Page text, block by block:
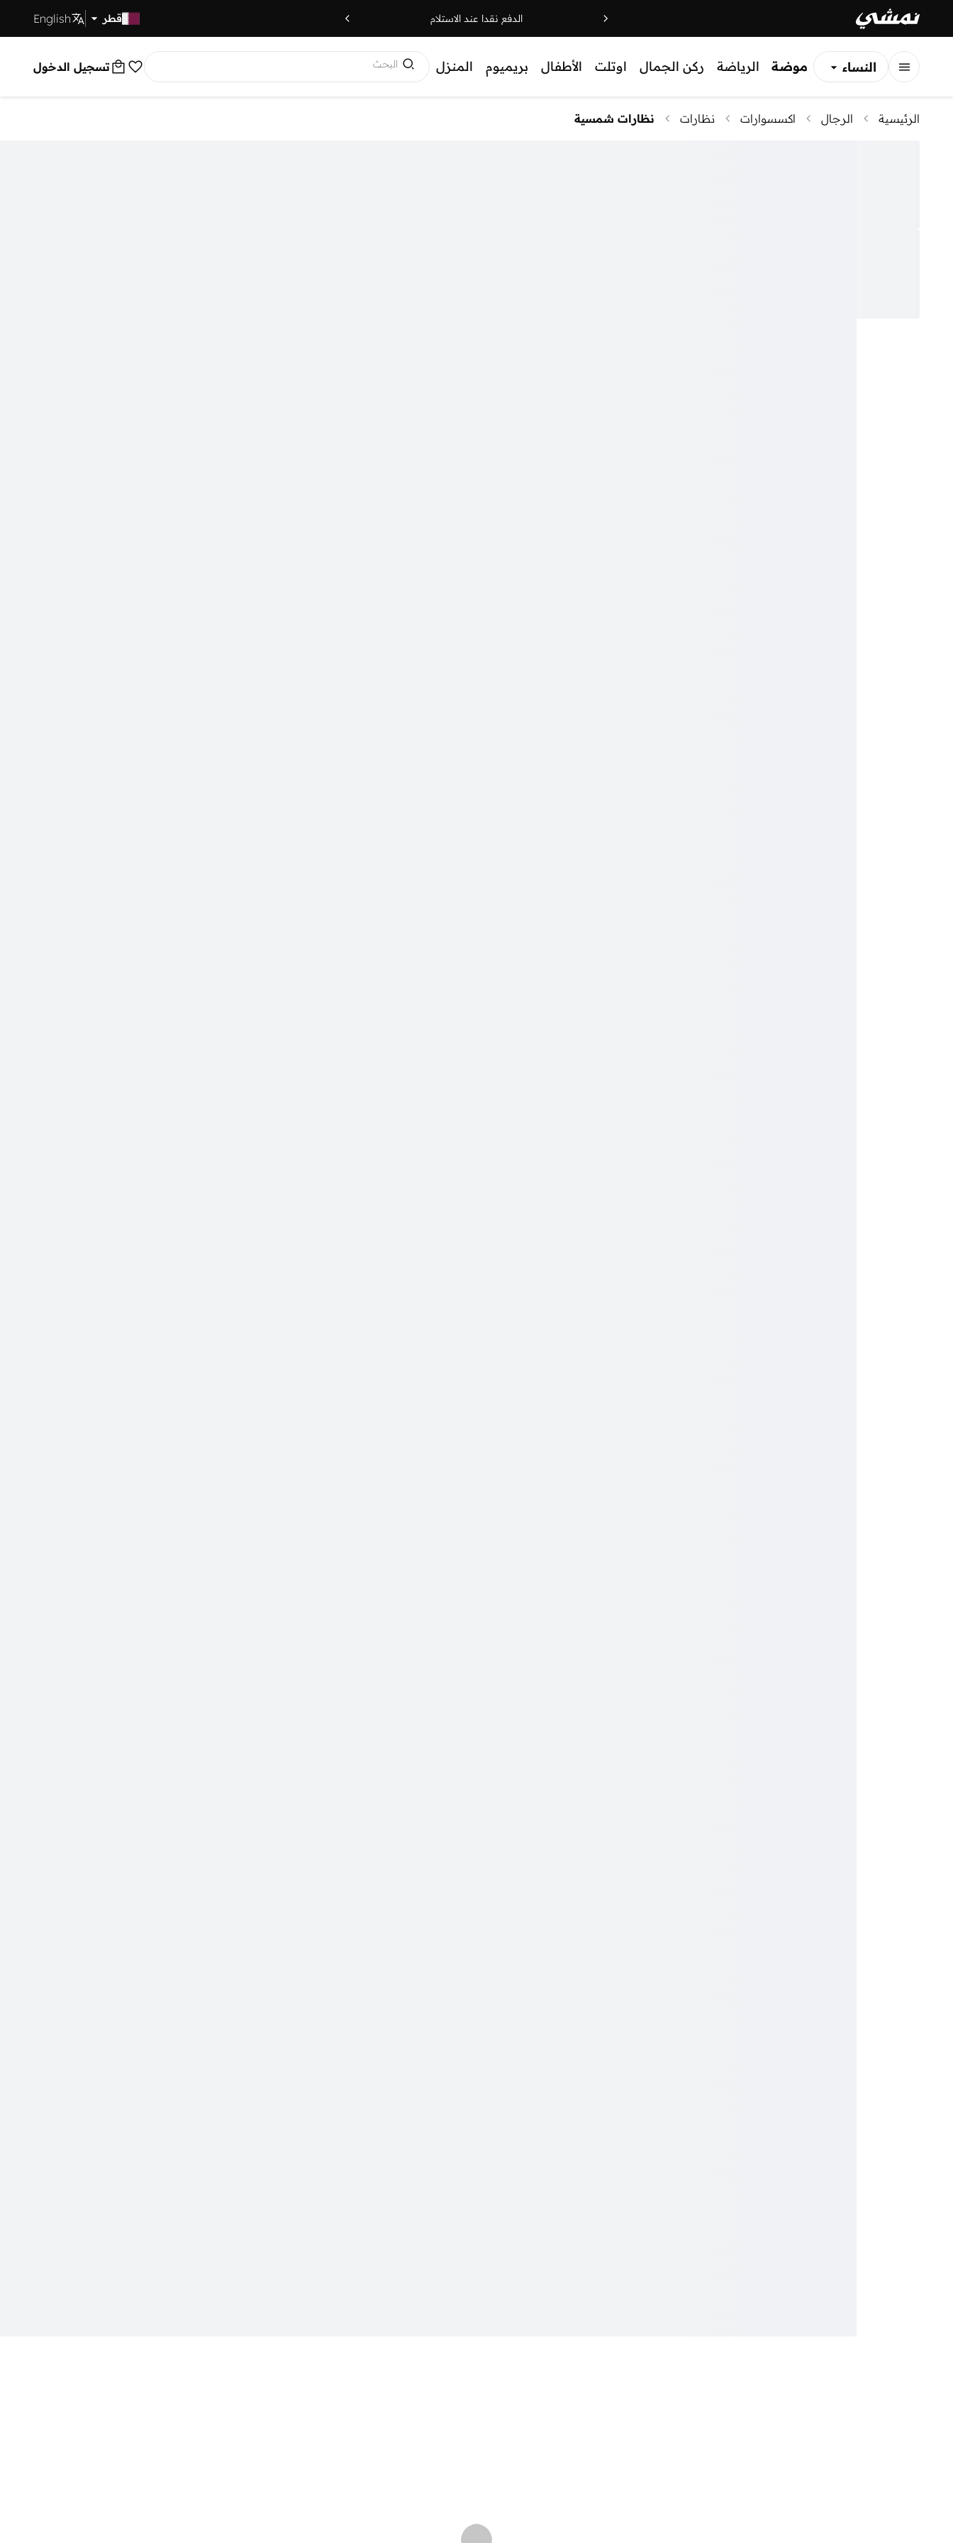
الدفع نقدا عند الاستلام قطر English
النساء
الأطفال
موضة الرياضة ركن الجمال اوتلت الأطفال بريميوم المنزل البحث تسجيل الدخول
الرئيسية الرجال اكسسوارات نظارات نظارات شمسية